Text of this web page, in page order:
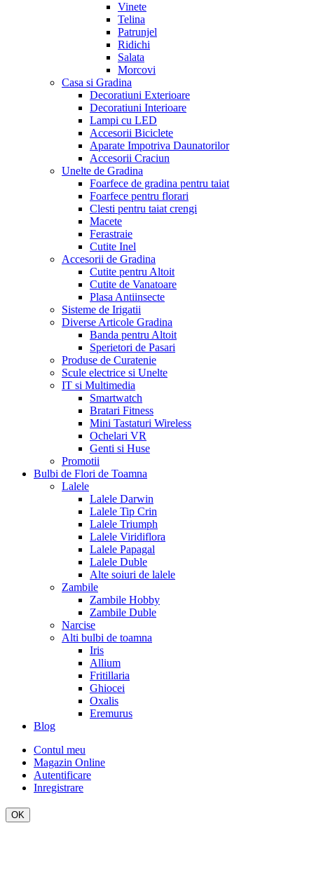
Vinete
Telina
Patrunjel
Ridichi
Salata
Morcovi
Casa si Gradina
Decoratiuni Exterioare
Decoratiuni Interioare
Lampi cu LED
Accesorii Biciclete
Aparate Impotriva Daunatorilor
Accesorii Craciun
Unelte de Gradina
Foarfece de gradina pentru taiat
Foarfece pentru florari
Clesti pentru taiat crengi
Macete
Ferastraie
Cutite Inel
Accesorii de Gradina
Cutite pentru Altoit
Cutite de Vanatoare
Plasa Antiinsecte
Sisteme de Irigatii
Diverse Articole Gradina
Banda pentru Altoit
Sperietori de Pasari
Produse de Curatenie
Scule electrice si Unelte
IT si Multimedia
Smartwatch
Bratari Fitness
Mini Tastaturi Wireless
Ochelari VR
Genti si Huse
Promotii
Bulbi de Flori de Toamna
Lalele
Lalele Darwin
Lalele Tip Crin
Lalele Triumph
Lalele Viridiflora
Lalele Papagal
Lalele Duble
Alte soiuri de lalele
Zambile
Zambile Hobby
Zambile Duble
Narcise
Alti bulbi de toamna
Iris
Allium
Fritillaria
Ghiocei
Oxalis
Eremurus
Blog
Contul meu
Magazin Online
Autentificare
Inregistrare
OK